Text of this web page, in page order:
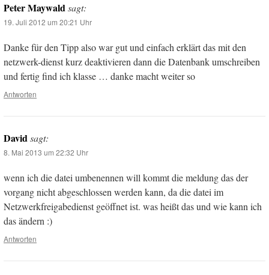
Peter Maywaldsagt:
19. Juli 2012 um 20:21 Uhr
Danke für den Tipp also war gut und einfach erklärt das mit den
netzwerk-dienst kurz deaktivieren dann die Datenbank umschreiben
und fertig find ich klasse … danke macht weiter so
Antworten
Davidsagt:
8. Mai 2013 um 22:32 Uhr
wenn ich die datei umbenennen will kommt die meldung das der
vorgang nicht abgeschlossen werden kann, da die datei im
Netzwerkfreigabedienst geöffnet ist. was heißt das und wie kann ich
das ändern :)
Antworten